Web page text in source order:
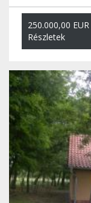
250.000,00 EUR
Részletek